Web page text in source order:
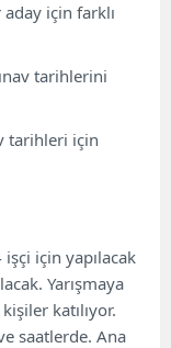
için farklı
tarihlerini
tarihleri ​​için
işçi için yapılacak
Yarışmaya
katılıyor.
saatlerde. Ana